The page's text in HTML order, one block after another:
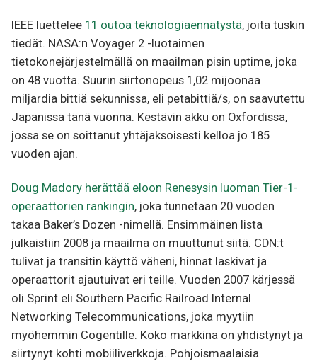
IEEE luettelee 11 outoa teknologiaennätystä, joita tuskin
tiedät. NASA:n Voyager 2 -luotaimen
tietokonejärjestelmällä on maailman pisin uptime, joka
on 48 vuotta. Suurin siirtonopeus 1,02 mijoonaa
miljardia bittiä sekunnissa, eli petabittiä/s, on saavutettu
Japanissa tänä vuonna. Kestävin akku on Oxfordissa,
jossa se on soittanut yhtäjaksoisesti kelloa jo 185
vuoden ajan.
Doug Madory herättää eloon Renesysin luoman Tier-1-
operaattorien rankingin, joka tunnetaan 20 vuoden
takaa Baker’s Dozen -nimellä. Ensimmäinen lista
julkaistiin 2008 ja maailma on muuttunut siitä. CDN:t
tulivat ja transitin käyttö väheni, hinnat laskivat ja
operaattorit ajautuivat eri teille. Vuoden 2007 kärjessä
oli Sprint eli Southern Pacific Railroad Internal
Networking Telecommunications, joka myytiin
myöhemmin Cogentille. Koko markkina on yhdistynyt ja
siirtynyt kohti mobiiliverkkoja. Pohjoismaalaisia